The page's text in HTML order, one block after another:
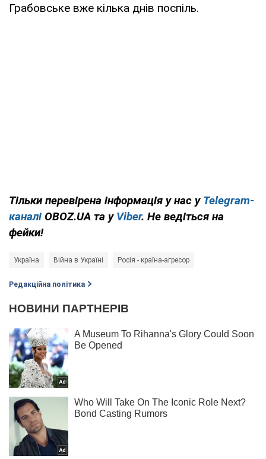
Грабовське вже кілька днів поспіль.
Тільки перевірена інформація у нас у Telegram-
каналі OBOZ.UA та у Viber. Не ведіться на
фейки!
Україна Війна в Україні Росія - країна-агресор
Редакційна політика